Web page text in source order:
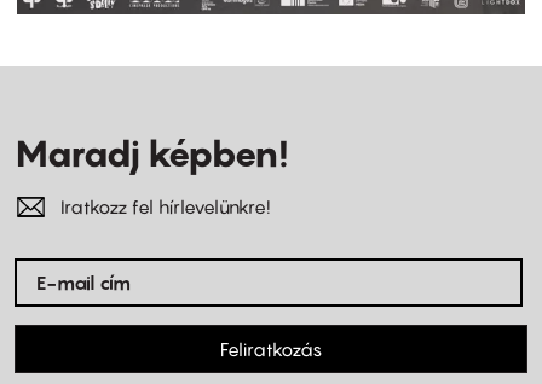
Maradj képben!
Iratkozz fel hírlevelünkre!
Feliratkozás